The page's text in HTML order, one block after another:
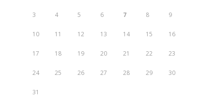
3 4 5 6 7 8 9
10 11 12 13 14 15 16
17 18 19 20 21 22 23
24 25 26 27 28 29 30
31